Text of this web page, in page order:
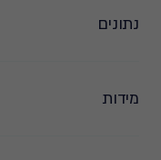
נתונים
מידות